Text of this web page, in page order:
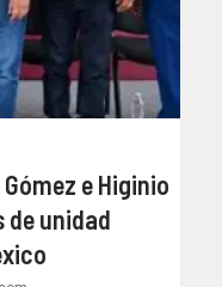
e Higinio
de unidad